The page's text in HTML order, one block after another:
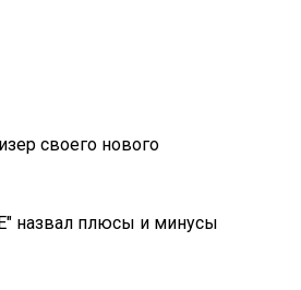
своего нового
назвал плюсы и минусы